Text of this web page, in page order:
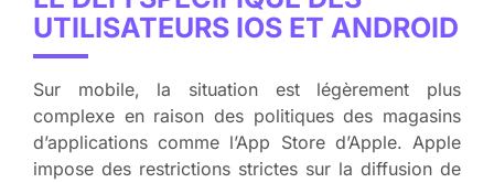
UTILISATEURS IOS ET ANDROID
Sur mobile, la situation est légèrement plus
complexe en raison des politiques des magasins
d’applications comme l’App Store d’Apple. Apple
impose des restrictions strictes sur la diffusion de